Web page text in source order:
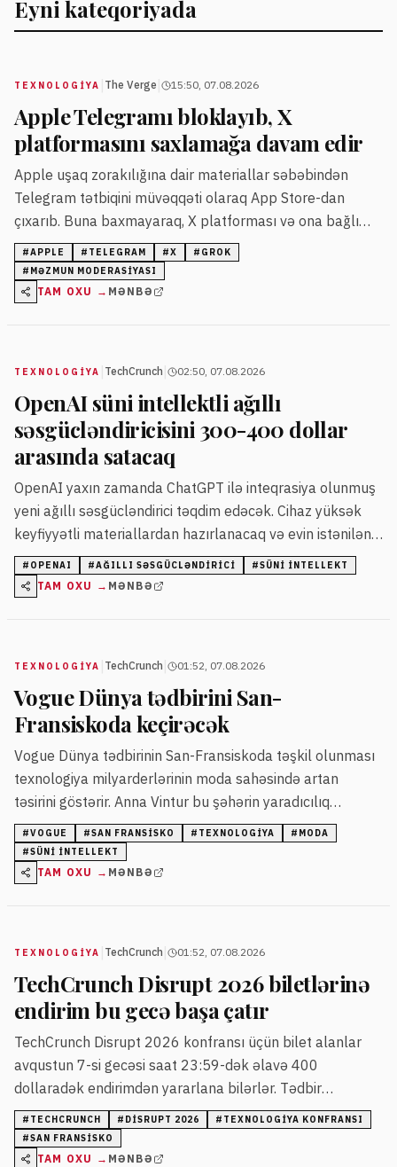
Eyni kateqoriyada
TEXNOLOGIYA The Verge 15:50, 07.08.2026
Apple Telegramı bloklayıb, X
platformasını saxlamağa davam edir
Apple uşaq zorakılığına dair materiallar səbəbindən
Telegram tətbiqini müvəqqəti olaraq App Store-dan
çıxarıb. Buna baxmayaraq, X platforması və ona bağlı
Grok chatbotundakı qalmaqallara rəğmən mağazada
qalır.
#APPLE # TELEGRAM #X # GROK
# MƏZMUN MODERASIYASI
TAM OXU → MƏNBƏ
TEXNOLOGIYA TechCrunch 02:50, 07.08.2026
OpenAI süni intellektli ağıllı
səsgücləndiricisini 300-400 dollar
arasında satacaq
OpenAI yaxın zamanda ChatGPT ilə inteqrasiya olunmuş
yeni ağıllı səsgücləndirici təqdim edəcək. Cihaz yüksək
keyfiyyətli materiallardan hazırlanacaq və evin istənilən
yerinə rahat şəkildə gətirilə biləcək.
# OPENAI #AĞILLI SƏSGÜCLƏNDIRICI #SÜNI INTELLEKT
TAM OXU → MƏNBƏ
TEXNOLOGIYA TechCrunch 01:52, 07.08.2026
Vogue Dünya tədbirini San-
Fransiskoda keçirəcək
Vogue Dünya tədbirinin San-Fransiskoda təşkil olunması
texnologiya milyarderlərinin moda sahəsində artan
təsirini göstərir. Anna Vintur bu şəhərin yaradıcılıq
mərkəzi olduğunu və dəyişikliklərdən qorxmayan
cəmiyyətə sahib olduğunu vurğulayıb.
#VOGUE #SAN FRANSISKO # TEXNOLOGIYA # MODA
#SÜNI INTELLEKT
TAM OXU → MƏNBƏ
TEXNOLOGIYA TechCrunch 01:52, 07.08.2026
TechCrunch Disrupt 2026 biletlərinə
endirim bu gecə başa çatır
TechCrunch Disrupt 2026 konfransı üçün bilet alanlar
avqustun 7-si gecəsi saat 23:59-dək əlavə 400
dollaradək endirimdən yararlana bilərlər. Tədbir
oktyabrın 13-15-də San-Fransiskoda keçiriləcək və yeni
texnologiya trendləri təqdim olunacaq.
# TECHCRUNCH # DISRUPT 2026 # TEXNOLOGIYA KONFRANSI
#SAN FRANSISKO
TAM OXU → MƏNBƏ